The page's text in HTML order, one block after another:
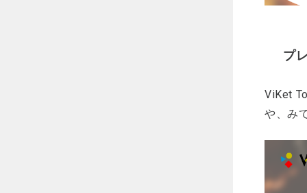
プ
ViKet
や、み